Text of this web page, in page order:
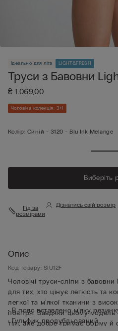
Ідеально для літа LIGHT&FRESH
Труси з Бавовни
₴ 1.069,00
Чоловіча колекція: 3+1
Колір: Синій - 3120 - Blu Ink Melange
Виберіть
Гід за
розмірами
Дізнатись свій розмір
Опис
Код товару: SIU12F
Чоловічі труси-сліпи з
для тих, хто цінує легкість та
легкої та м'якої тканини з
повітря. Завдяки цьому модель
тілі, але добре тримає форму й
• В пояс вставлено м'яку
• Гульфик продубльований